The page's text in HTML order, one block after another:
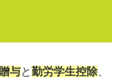
与と勤労学生控除、